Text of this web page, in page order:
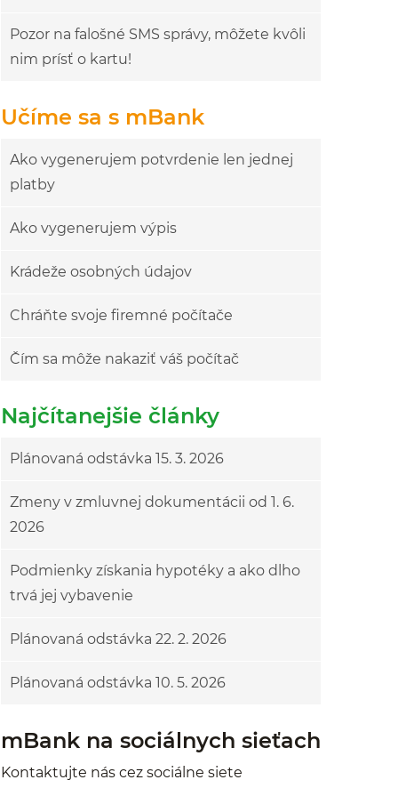
Pozor na falošné SMS správy, môžete kvôli
nim prísť o kartu!
Učíme sa s mBank
Ako vygenerujem potvrdenie len jednej
platby
Ako vygenerujem výpis
Krádeže osobných údajov
Chráňte svoje firemné počítače
Čím sa môže nakaziť váš počítač
Najčítanejšie články
Plánovaná odstávka 15. 3. 2026
Zmeny v zmluvnej dokumentácii od 1. 6.
2026
Podmienky získania hypotéky a ako dlho
trvá jej vybavenie
Plánovaná odstávka 22. 2. 2026
Plánovaná odstávka 10. 5. 2026
mBank na sociálnych sieťach
Kontaktujte nás cez sociálne siete